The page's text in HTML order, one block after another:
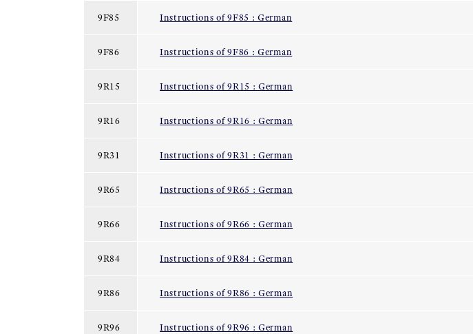
9F85 Instructions of 9F85 : German
9F86 Instructions of 9F86 : German
9R15 Instructions of 9R15 : German
9R16 Instructions of 9R16 : German
9R31 Instructions of 9R31 : German
9R65 Instructions of 9R65 : German
9R66 Instructions of 9R66 : German
9R84 Instructions of 9R84 : German
9R86 Instructions of 9R86 : German
9R96 Instructions of 9R96 : German